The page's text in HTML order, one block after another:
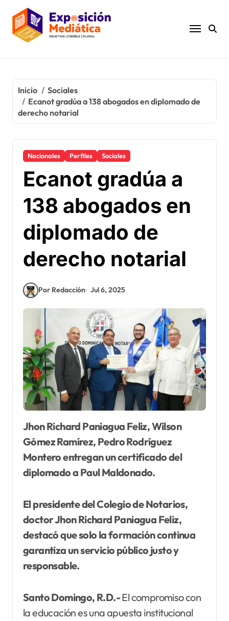
contenido
Inicio
Sociales
Ecanot gradúa a 138 abogados en diplomado de
derecho notarial
Nacionales Perfiles Sociales
Ecanot gradúa a
138 abogados en
diplomado de
derecho notarial
Por Redacción Jul 6, 2025
Jhon Richard Paniagua Feliz, Wilson
Gómez Ramírez, Pedro Rodríguez
Montero entregan un certificado del
diplomado a Paul Maldonado.
El presidente del Colegio de Notarios,
doctor Jhon Richard Paniagua Feliz,
destacó que solo la formación continua
garantiza un servicio público justo y
responsable.
Santo Domingo, R.D.-El compromiso con
la educación es una apuesta institucional